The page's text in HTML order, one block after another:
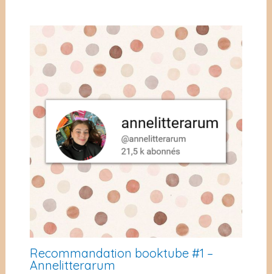
Recommandation booktube #1 –
Annelitterarum